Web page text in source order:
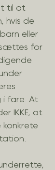
til at
hvis de
eller
for
i fare. At
IKKE, at
konkrete